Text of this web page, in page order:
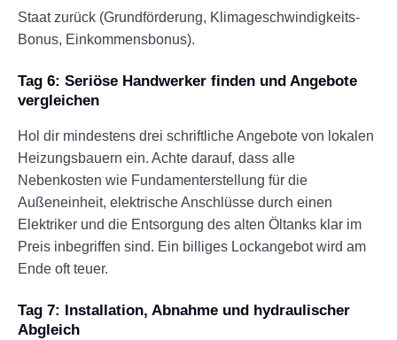
Staat zurück (Grundförderung, Klimageschwindigkeits-
Bonus, Einkommensbonus).
Tag 6: Seriöse Handwerker finden und Angebote
vergleichen
Hol dir mindestens drei schriftliche Angebote von lokalen
Heizungsbauern ein. Achte darauf, dass alle
Nebenkosten wie Fundamenterstellung für die
Außeneinheit, elektrische Anschlüsse durch einen
Elektriker und die Entsorgung des alten Öltanks klar im
Preis inbegriffen sind. Ein billiges Lockangebot wird am
Ende oft teuer.
Tag 7: Installation, Abnahme und hydraulischer
Abgleich